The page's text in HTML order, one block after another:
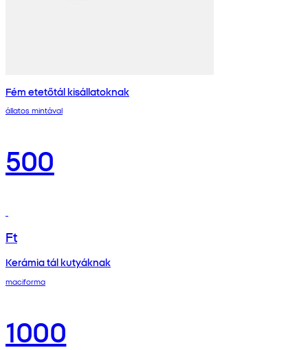
Fém etetőtál kisállatoknak
állatos mintával
500
Ft
Kerámia tál kutyáknak
maciforma
1000